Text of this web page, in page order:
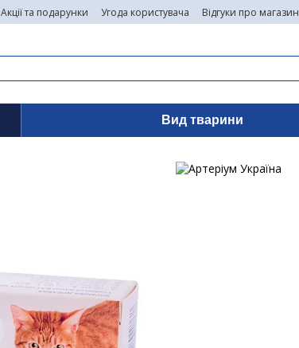
Акції та подарунки Угода користувача Відгуки про магазин
Вид тварини